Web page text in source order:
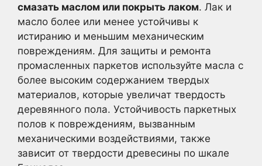
смазать маслом или покрыть лаком. Лак и
масло более или менее устойчивы к
истиранию и меньшим механическим
повреждениям. Для защиты и ремонта
промасленных паркетов используйте масла с
более высоким содержанием твердых
материалов, которые увеличат твердость
деревянного пола. Устойчивость паркетных
полов к повреждениям, вызванным
механическими воздействиями, также
зависит от твердости древесины по шкале